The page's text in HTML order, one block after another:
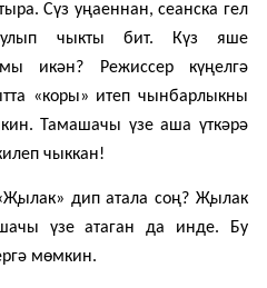
Сүз уңаеннан, сеанска гел
чыкты бит. Күз яше
икән? Режиссер күңелгә
«коры» итеп чынбарлыкны
Тамашачы үзе аша үткәрә
чыккан!
Җылак» дип атала соң? Җылак
үзе атаган да инде. Бу
мөмкин.